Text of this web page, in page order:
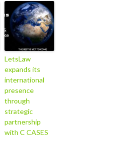
LetsLaw
expands its
international
presence
through
strategic
partnership
with C CASES